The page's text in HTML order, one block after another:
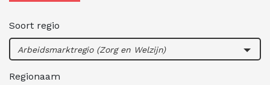
Soort regio
Arbeidsmarktregio (Zorg en Welzijn)
Regionaam